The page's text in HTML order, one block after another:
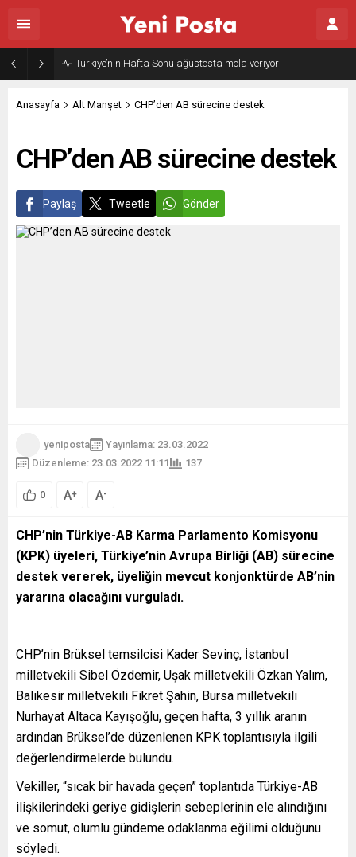
Türkiye’nin Hafta Sonu ağustosta mola veriyor
Anasayfa Alt Manşet CHP’den AB sürecine destek
CHP’den AB sürecine destek
Paylaş Tweetle Gönder
yeniposta
Yayınlama: 23.03.2022
Düzenleme: 23.03.2022 11:11
137
0 A+ A-
CHP’nin Türkiye-AB Karma Parlamento Komisyonu
(KPK) üyeleri, Türkiye’nin Avrupa Birliği (AB) sürecine
destek vererek, üyeliğin mevcut konjonktürde AB’nin
yararına olacağını vurguladı.
CHP’nin Brüksel temsilcisi Kader Sevinç, İstanbul
milletvekili Sibel Özdemir, Uşak milletvekili Özkan Yalım,
Balıkesir milletvekili Fikret Şahin, Bursa milletvekili
Nurhayat Altaca Kayışoğlu, geçen hafta, 3 yıllık aranın
ardından Brüksel’de düzenlenen KPK toplantısıyla ilgili
değerlendirmelerde bulundu.
Vekiller, “sıcak bir havada geçen” toplantıda Türkiye-AB
ilişkilerindeki geriye gidişlerin sebeplerinin ele alındığını
ve somut, olumlu gündeme odaklanma eğilimi olduğunu
söyledi.